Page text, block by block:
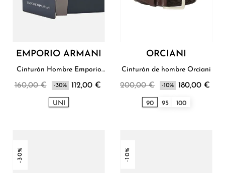
EMPORIO ARMANI
Cinturón Hombre Emporio
160,00 € -30% 112,00 €
UNI
ORCIANI
Cinturón de hombre Orciani
200,00 € -10% 180,00 €
90 95 100
-30% -10%